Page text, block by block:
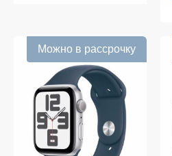
Можно в рассрочку